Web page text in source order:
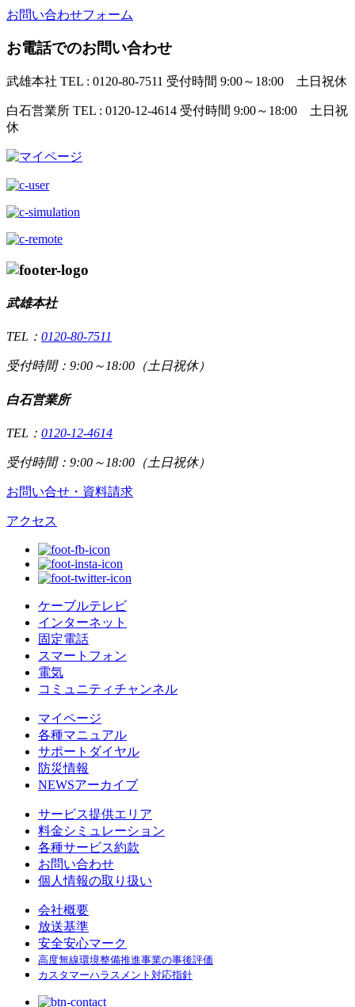
お問い合わせフォーム
お電話でのお問い合わせ
武雄本社 TEL : 0120-80-7511 受付時間 9:00～18:00 土日祝休
白石営業所 TEL : 0120-12-4614 受付時間 9:00～18:00 土日祝
休
武雄本社
TEL： 0120-80-7511
受付時間：9:00～18:00（土日祝休）
白石営業所
TEL： 0120-12-4614
受付時間：9:00～18:00（土日祝休）
お問い合せ・資料請求
アクセス
ケーブルテレビ
インターネット
固定電話
スマートフォン
電気
コミュニティチャンネル
マイページ
各種マニュアル
サポートダイヤル
防災情報
NEWSアーカイブ
サービス提供エリア
料金シミュレーション
各種サービス約款
お問い合わせ
個人情報の取り扱い
会社概要
放送基準
安全安心マーク
高度無線環境整備推進事業の事後評価
カスタマーハラスメント対応指針